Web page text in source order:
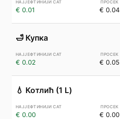
€ 0.01 € 0.04
🛁 Купка
€ 0.02 € 0.05
💧 Котлић (1 L)
€ 0.00 € 0.00